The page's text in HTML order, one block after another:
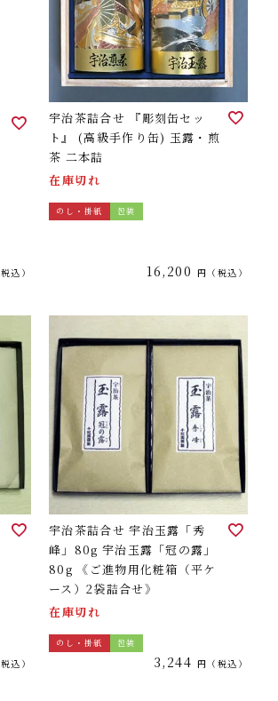
税込
宇治茶詰合せ 『彫刻缶セッ
ト』 (高級手作り缶) 玉露・煎
茶 二本詰
在庫切れ
のし・掛紙 包装
16,200 税込
税込
宇治茶詰合せ 宇治玉露「秀
峰」80g 宇治玉露「冠の露」
80g 《ご進物用化粧箱（平ケ
ース）2袋詰合せ》
在庫切れ
のし・掛紙 包装
3,244 税込